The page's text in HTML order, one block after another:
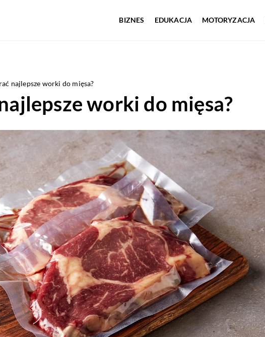
BIZNES EDUKACJA MOTORYZACJA
najlepsze worki do mięsa?
worki do mięsa?